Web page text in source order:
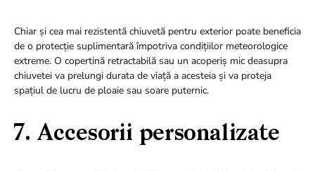
Chiar și cea mai rezistentă chiuvetă pentru exterior poate beneficia
de o protecție suplimentară împotriva condițiilor meteorologice
extreme. O copertină retractabilă sau un acoperiș mic deasupra
chiuvetei va prelungi durata de viață a acesteia și va proteja
spațiul de lucru de ploaie sau soare puternic.
7. Accesorii personalizate